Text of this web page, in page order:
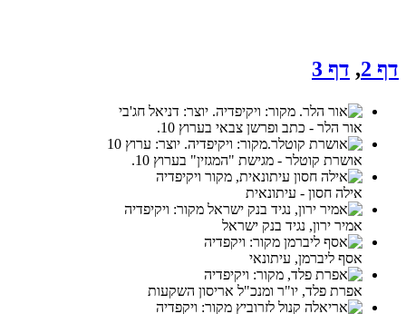
דף 2 , דף 3
אור הלר - כתב ופרשן צבאי בערוץ 10.
אושרת קוטלר - מגישת "המגזין" בערוץ 10.
אילה חסון - עיתונאית
אמיר ירון, נגיד בנק ישראל
אסף ליברמן, עיתונאי
אפרת פלד, יו"ר ומנכ"ל אריסון השקעות